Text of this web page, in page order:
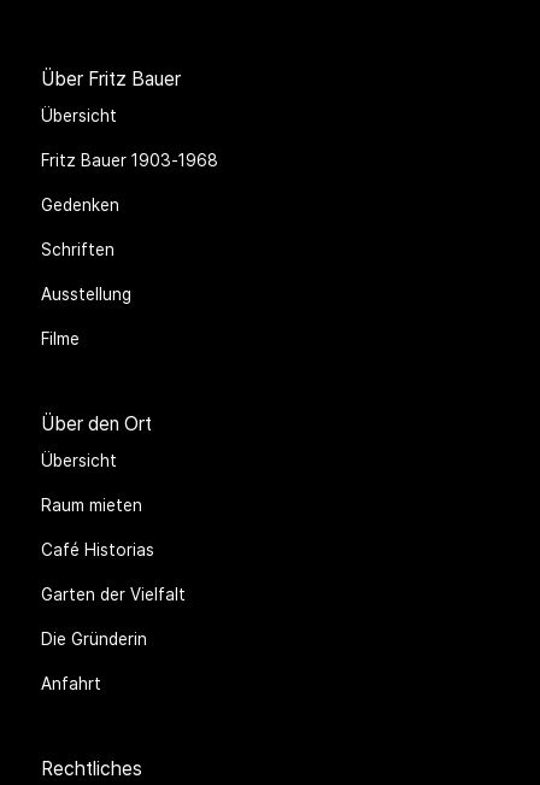
Über Fritz Bauer
Übersicht
Fritz Bauer 1903-1968
Gedenken
Schriften
Ausstellung
Filme
Über den Ort
Übersicht
Raum mieten
Café Historias
Garten der Vielfalt
Die Gründerin
Anfahrt
Rechtliches